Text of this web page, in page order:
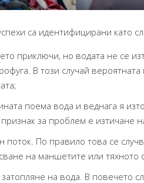
са идентифицирани като
приключи, но водата не се
В този случай
поема вода и веднага я
за проблем е изтичане
поток. По правило това се
на маншетите или тяхното
на вода. В повечето